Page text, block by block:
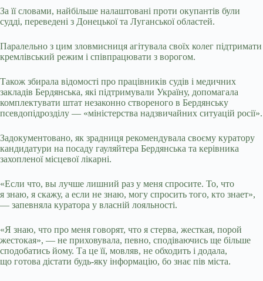
За її словами, найбільше налаштовані проти окупантів були
судді, переведені з Донецької та Луганської областей.
Паралельно з цим зловмисниця агітувала своїх колег підтримати
кремлівський режим і співпрацювати з ворогом.
Також збирала відомості про працівників судів і медичних
закладів Бердянська, які підтримували Україну, допомагала
комплектувати штат незаконно створеного в Бердянську
псевдопідрозділу — «міністерства надзвичайних ситуацій росії».
Задокументовано, як зрадниця рекомендувала своєму куратору
кандидатури на посаду гауляйтера Бердянська та керівника
захопленої місцевої лікарні.
«Если что, вы лучше лишний раз у меня спросите. То, что
я знаю, я скажу, а если не знаю, могу спросить того, кто знает»,
— запевняла куратора у власній лояльності.
«Я знаю, что про меня говорят, что я стерва, жесткая, порой
жестокая», — не приховувала, певно, сподіваючись ще більше
сподобатись йому. Та це її, мовляв, не обходить і додала,
що готова дістати будь-яку інформацію, бо знає пів міста.